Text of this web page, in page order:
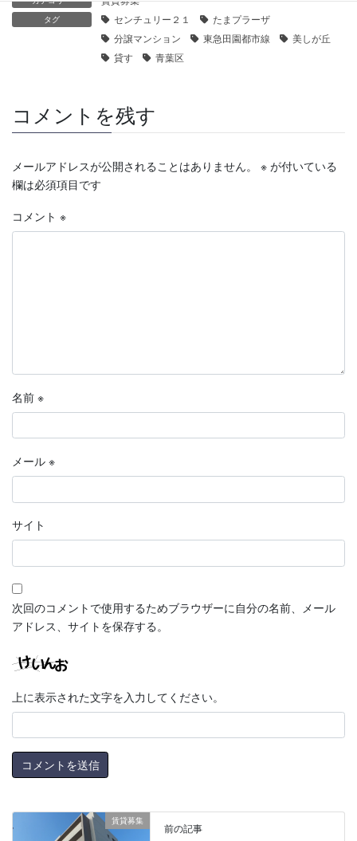
タグ センチュリー２１
たまプラーザ
分譲マンション
東急田園都市線
美しが丘
貸す
青葉区
コメントを残す
メールアドレスが公開されることはありません。 ※ が付いている
欄は必須項目です
コメント ※
名前 ※
メール ※
サイト
次回のコメントで使用するためブラウザーに自分の名前、メール
アドレス、サイトを保存する。
上に表示された文字を入力してください。
賃貸募集
前の記事